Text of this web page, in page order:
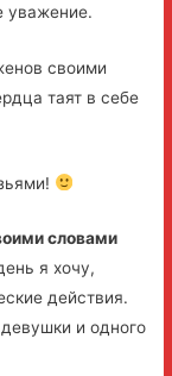
уважение.
своими
таят в себе
словами
я хочу,
действия.
и одного